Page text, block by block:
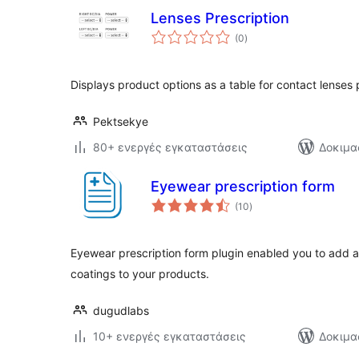
Lenses Prescription
(0αξιολογήσεις
σύνολο
)
Displays product options as a table for contact lenses
Pektsekye
80+ ενεργές εγκαταστάσεις
Eyewear prescription form
(10αξιολογήσεις
σύνολο
)
Eyewear prescription form plugin enabled you to add
coatings to your products.
dugudlabs
10+ ενεργές εγκαταστάσεις